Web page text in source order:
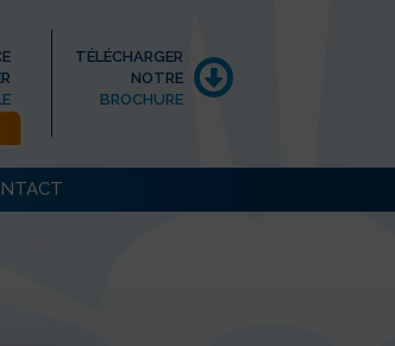
TÉLÉCHARGER
NOTRE
BROCHURE